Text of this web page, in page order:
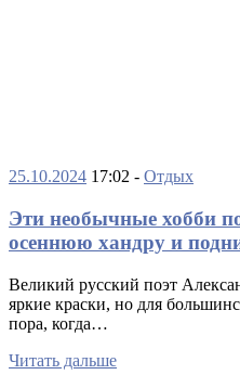
25.10.2024 17:02 - Отдых
Эти необычные хобби
осеннюю хандру и
Великий русский поэт
яркие краски, но для
пора, когда…
Читать дальше